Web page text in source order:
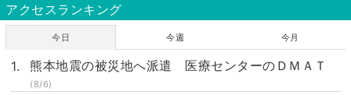
アクセスランキング
今日 今週 今月
熊本地震の被災地へ派遣 医療センターのＤＭＡＴ
(8/6)